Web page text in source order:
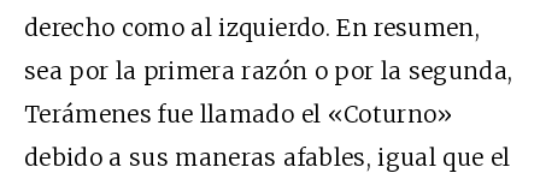
derecho como al izquierdo. En resumen,
sea por la primera razón o por la segunda,
Terámenes fue llamado el «Coturno»
debido a sus maneras afables, igual que el